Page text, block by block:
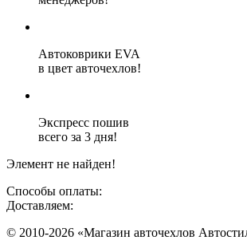
Автоковрики EVA
в цвет авточехлов!
Экспресс пошив
всего за 3 дня!
Элемент не найден!
Способы оплаты:
Доставляем:
© 2010-2026 «Магазин авточехлов